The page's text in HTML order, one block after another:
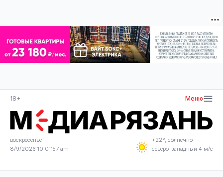
18+ Меню
воскресенье
8/9/2026 10:01:57 am
+22°, солнечно
северо-западный 4 м/с